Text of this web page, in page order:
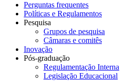
Perguntas frequentes
Políticas e Regulamentos
Pesquisa
Grupos de pesquisa
Câmaras e comitês
Inovação
Pós-graduação
Regulamentação Interna
Legislação Educacional